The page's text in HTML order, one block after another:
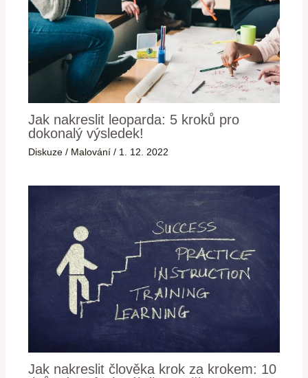
Jak nakreslit leoparda: 5 kroků pro
dokonalý výsledek!
Diskuze / Malování / 1. 12. 2022
Jak nakreslit člověka krok za krokem: 10